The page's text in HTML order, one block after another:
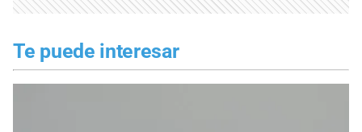
Te puede interesar